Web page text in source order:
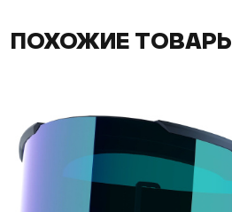
ПОХОЖИЕ ТОВАРЫ